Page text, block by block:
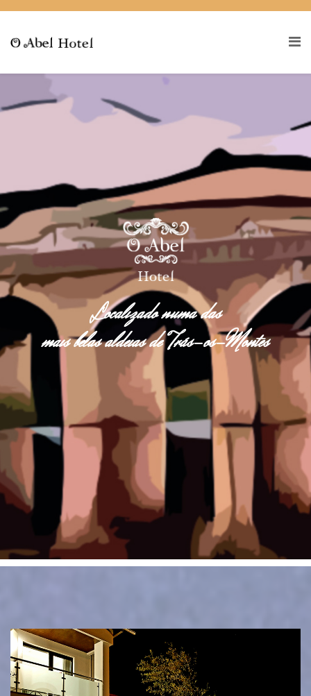
Localizado numa das
mais belas aldeias de Trás-os-Montes